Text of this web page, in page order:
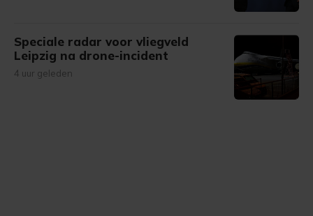
Speciale radar voor vliegveld
Leipzig na drone-incident
4 uur geleden